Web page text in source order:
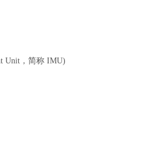
Unit，简称 IMU)